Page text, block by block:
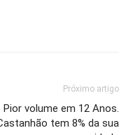
Próximo artigo
Pior volume em 12 Anos.
tem 8% da sua